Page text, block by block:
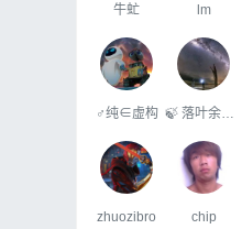
牛虻 lm
♂纯∈虚构
zhuozibro chip